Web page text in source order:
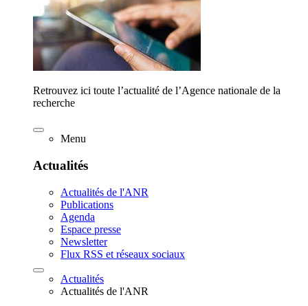
Retrouvez ici toute l’actualité de l’Agence nationale de la
recherche
Menu
Actualités
Actualités de l'ANR
Publications
Agenda
Espace presse
Newsletter
Flux RSS et réseaux sociaux
Actualités
Actualités de l'ANR